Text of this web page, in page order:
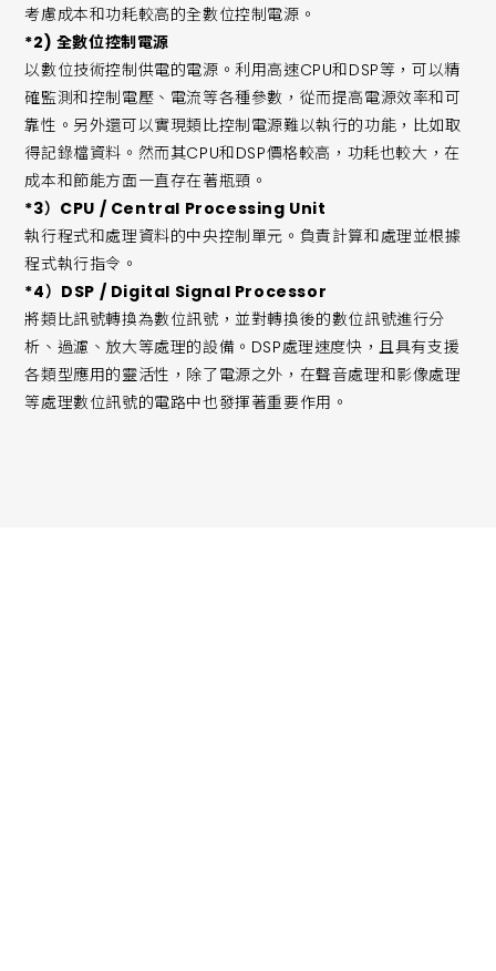
考慮成本和功耗較高的全數位控制電源。
*2) 全數位控制電源
以數位技術控制供電的電源。利用高速CPU和DSP等，可以精
確監測和控制電壓、電流等各種參數，從而提高電源效率和可
靠性。另外還可以實現類比控制電源難以執行的功能，比如取
得記錄檔資料。然而其CPU和DSP價格較高，功耗也較大，在
成本和節能方面一直存在著瓶頸。
*3）CPU / Central Processing Unit
執行程式和處理資料的中央控制單元。負責計算和處理並根據
程式執行指令。
*4）DSP / Digital Signal Processor
將類比訊號轉換為數位訊號，並對轉換後的數位訊號進行分
析、過濾、放大等處理的設備。DSP處理速度快，且具有支援
各類型應用的靈活性，除了電源之外，在聲音處理和影像處理
等處理數位訊號的電路中也發揮著重要作用。